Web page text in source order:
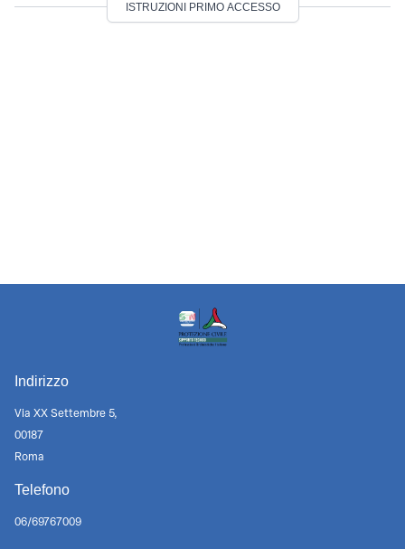
ISTRUZIONI PRIMO ACCESSO
Indirizzo
Via XX Settembre 5,
00187
Roma
Telefono
06/69767009